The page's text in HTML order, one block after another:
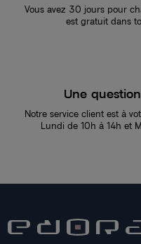
Vous avez 30 jours pour
est gratuit dans
Une
Notre service client est à
Lundi de 10h à 14h et